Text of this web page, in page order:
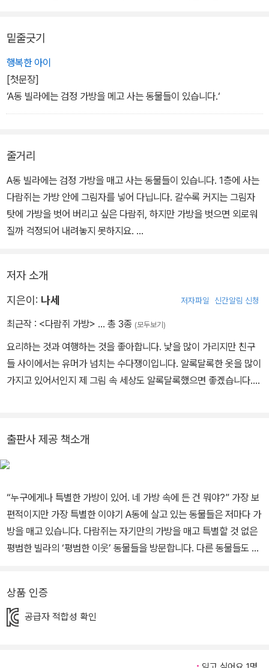
하지만 모두가 똑같은 고민을 이고 사는 것은 아니다. 다람쥐와 친구
들이 서로 다른 집에 살고 있는 것처럼, 서로 다른 각자의 삶 속에서,
그들만의 고민을 가지고 있다. 외로움, 육아, 학업 등 고민을 등에 진
빌라의 이웃들을 보며 우리와 다르지 않다는 걸 알게 된다. 나와 비슷
한 고민을 하는 친구를 보며 감정이입을 하기도 하고, 나는 한 번도 해
<다람쥐 가방>을 통해 우리는 모두 가방을 벗어 던지지는 못하지만,
언제든 가방을 비울 수 있다는 위로를 받는다. 또 언제든 고민을 털어
놓을 수 있는 용기도, 들어줄 수 있는 마음도 가져 보자고 다짐해 보게
될 것이다.
밑줄긋기
행복한 아이
[첫문장]
‘A동 빌라에는 검정 가방을 메고 사는 동물들이 있습니다.‘
줄거리
A동 빌라에는 검정 가방을 매고 사는 동물들이 있습니다. 1층에 사는
다람쥐는 가방 안에 그림자를 넣어 다닙니다. 갈수록 커지는 그림자
탓에 가방을 벗어 버리고 싶은 다람쥐, 하지만 가방을 벗으면 외로워
질까 걱정되어 내려놓지 못하지요.
비울 수 있을까 고민하던 다람쥐에게 좋은 생각이 떠올랐습니다. 다
들 모여라! 여기 모여라!
저자 소개
지은이: 나세 저자파일 신간알림 신청
최근작 : <다람쥐 가방> … 총 3종 (모두보기)
요리하는 것과 여행하는 것을 좋아합니다. 낯을 많이 가리지만 친구
들 사이에서는 유머가 넘치는 수다쟁이입니다. 알록달록한 옷을 많이
가지고 있어서인지 제 그림 속 세상도 알록달록했으면 좋겠습니다.
출판사 제공 책소개
“누구에게나 특별한 가방이 있어. 네 가방 속에 든 건 뭐야?” 가장 보
편적이지만 가장 특별한 이야기 A동에 살고 있는 동물들은 저마다 가
방을 매고 있습니다. 다람쥐는 자기만의 가방을 매고 특별할 것 없은
평범한 빌라의 ‘평범한 이웃’ 동물들을 방문합니다. 다른 동물들도 모
하고 싶은 작가의 의도가 엿보입니다. 하지만 모두가 똑같은 고민을
이고 사는 것은 아닙니다. 다람쥐와 친구들이 서로 다른 집에 살고 있
와 다르지 않다는 걸 알게 됩니다. 나와 비슷한 고민을 하는 친구를 보
상품 인증
공급자 적합성 확인